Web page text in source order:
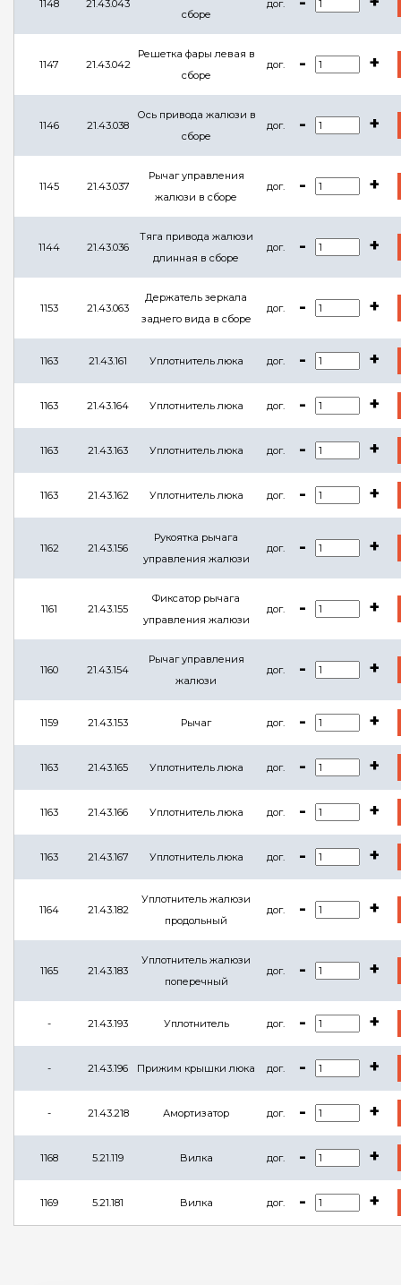
1148
21.43.043
сборе
дог.
1147 21.43.042
Решетка фары левая в
сборе
дог. - +
1146 21.43.038
Ось привода жалюзи в
сборе
дог. - +
1145 21.43.037
Рычаг управления
жалюзи в сборе
дог. - +
1144 21.43.036
Тяга привода жалюзи
длинная в сборе
дог. - +
1153 21.43.063
Держатель зеркала
заднего вида в сборе
дог. - +
1163 21.43.161 Уплотнитель люка дог. - +
1163 21.43.164 Уплотнитель люка дог. - +
1163 21.43.163 Уплотнитель люка дог. - +
1163 21.43.162 Уплотнитель люка дог. - +
1162 21.43.156
Рукоятка рычага
управления жалюзи
дог. - +
1161 21.43.155
Фиксатор рычага
управления жалюзи
дог. - +
1160 21.43.154
Рычаг управления
жалюзи
дог. - +
1159 21.43.153 Рычаг дог. - +
1163 21.43.165 Уплотнитель люка дог. - +
1163 21.43.166 Уплотнитель люка дог. - +
1163 21.43.167 Уплотнитель люка дог. - +
1164 21.43.182
Уплотнитель жалюзи
продольный
дог. - +
1165 21.43.183
Уплотнитель жалюзи
поперечный
дог. - +
- 21.43.193 Уплотнитель дог. - +
- 21.43.196 Прижим крышки люка дог. - +
- 21.43.218 Амортизатор дог. - +
1168 5.21.119 Вилка дог. - +
1169 5.21.181 Вилка дог. - +